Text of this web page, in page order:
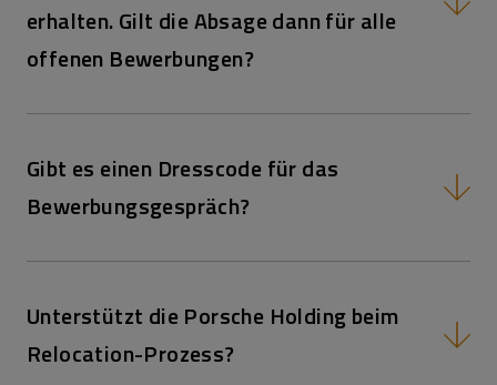
erhalten. Gilt die Absage dann für alle
offenen Bewerbungen?
Gibt es einen Dresscode für das
Bewerbungsgespräch?
Unterstützt die Porsche Holding beim
Relocation-Prozess?